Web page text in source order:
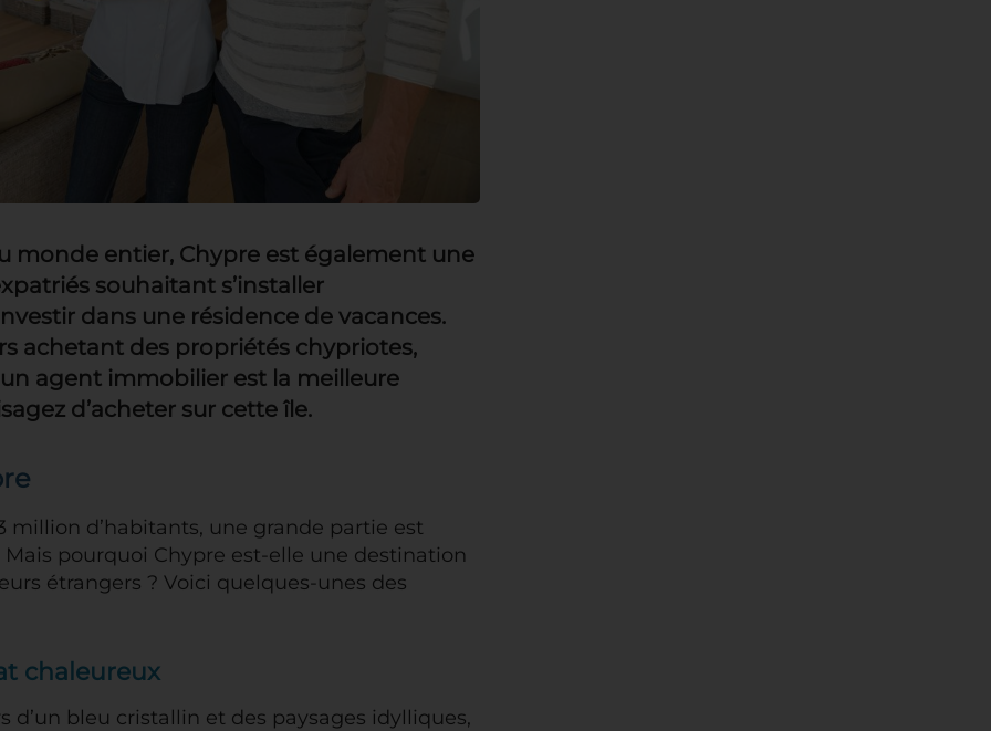
monde entier, Chypre est également une
souhaitant s’installer
dans une résidence de vacances.
achetant des propriétés chypriotes,
agent immobilier est la meilleure
d’acheter sur cette île.
million d’habitants, une grande partie est
pourquoi Chypre est-elle une destination
étrangers ? Voici quelques-unes des
chaleureux
d’un bleu cristallin et des paysages idylliques,